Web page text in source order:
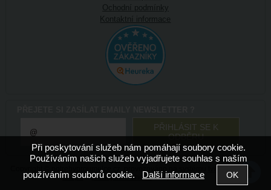
Ochodní podmínky
Kontaktní informace
potrebyproumelce.cz
shopuapronájem e-shopuShop5.cz
Při poskytování služeb nám pomáhají soubory cookie.
Používáním našich služeb vyjadřujete souhlas s naším
používáním souborů cookie. Další informace